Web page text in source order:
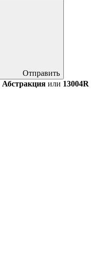
Отправить
Абстракция или 13004R